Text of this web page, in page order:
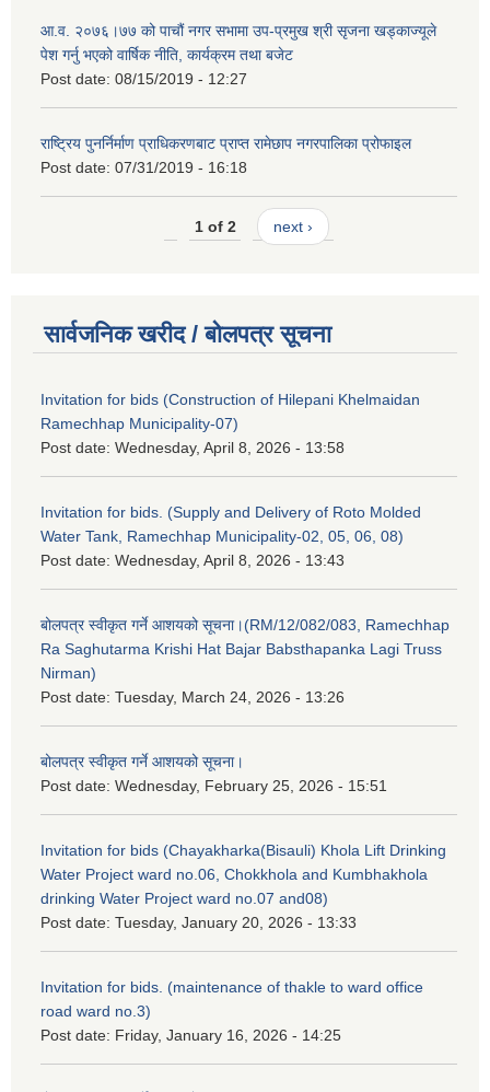
आ.व. २०७६।७७ को पाचौं नगर सभामा उप-प्रमुख श्री सृजना खड्काज्यूले
पेश गर्नु भएको वार्षिक नीति, कार्यक्रम तथा बजेट
Post date: 08/15/2019 - 12:27
राष्ट्रिय पुनर्निर्माण प्राधिकरणबाट प्राप्त रामेछाप नगरपालिका प्रोफाइल
Post date: 07/31/2019 - 16:18
1 of 2 next ›
सार्वजनिक खरीद / बोलपत्र सूचना
Invitation for bids (Construction of Hilepani Khelmaidan
Ramechhap Municipality-07)
Post date: Wednesday, April 8, 2026 - 13:58
Invitation for bids. (Supply and Delivery of Roto Molded
Water Tank, Ramechhap Municipality-02, 05, 06, 08)
Post date: Wednesday, April 8, 2026 - 13:43
बोलपत्र स्वीकृत गर्ने आशयको सूचना।(RM/12/082/083, Ramechhap
Ra Saghutarma Krishi Hat Bajar Babsthapanka Lagi Truss
Nirman)
Post date: Tuesday, March 24, 2026 - 13:26
बोलपत्र स्वीकृत गर्ने आशयको सूचना।
Post date: Wednesday, February 25, 2026 - 15:51
Invitation for bids (Chayakharka(Bisauli) Khola Lift Drinking
Water Project ward no.06, Chokkhola and Kumbhakhola
drinking Water Project ward no.07 and08)
Post date: Tuesday, January 20, 2026 - 13:33
Invitation for bids. (maintenance of thakle to ward office
road ward no.3)
Post date: Friday, January 16, 2026 - 14:25